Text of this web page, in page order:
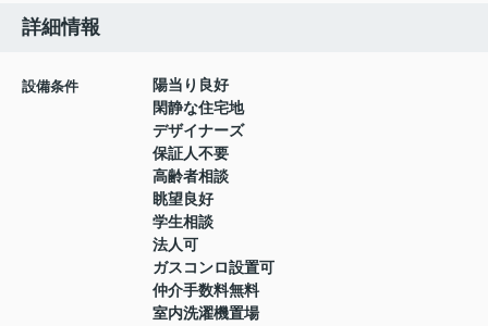
詳細情報
設備条件
陽当り良好
閑静な住宅地
デザイナーズ
保証人不要
高齢者相談
眺望良好
学生相談
法人可
ガスコンロ設置可
仲介手数料無料
室内洗濯機置場